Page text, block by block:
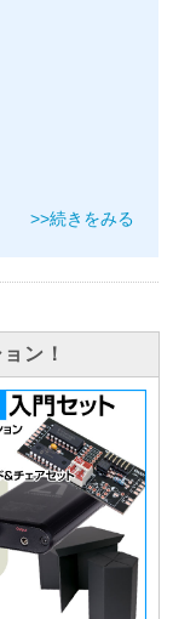
>>続きをみる
ン！